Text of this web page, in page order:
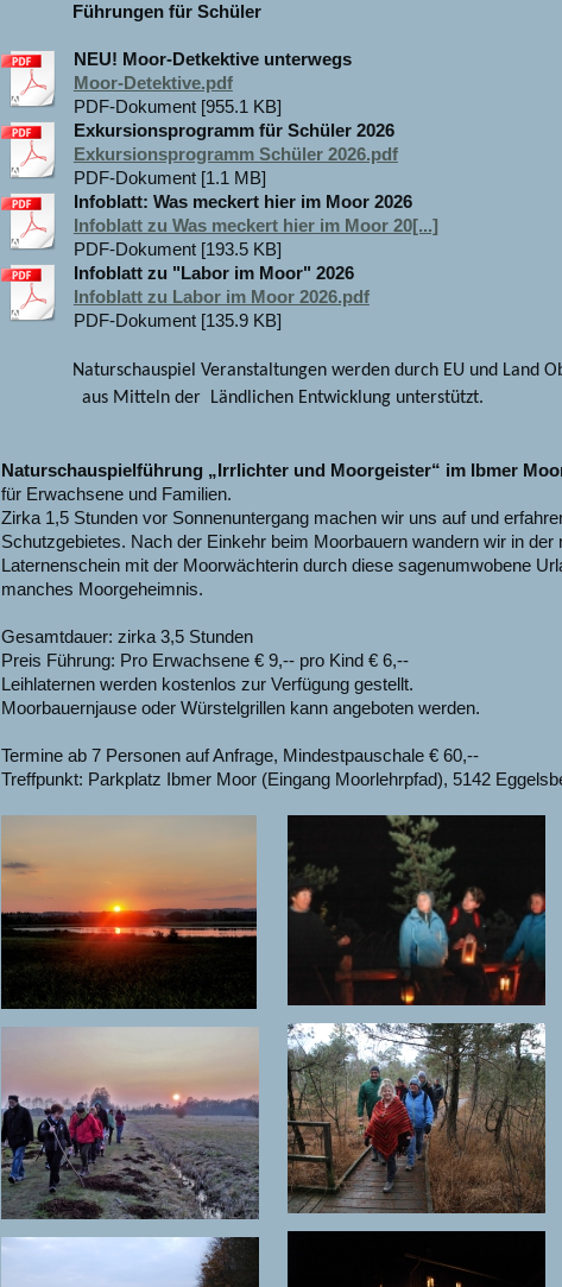
Führungen für Schüler
NEU! Moor-Detkektive unterwegs
Moor-Detektive.pdf
PDF-Dokument [955.1 KB]
Exkursionsprogramm für Schüler 2026
Exkursionsprogramm Schüler 2026.pdf
PDF-Dokument [1.1 MB]
Infoblatt: Was meckert hier im Moor 2026
Infoblatt zu Was meckert hier im Moor 20[...]
PDF-Dokument [193.5 KB]
Infoblatt zu "Labor im Moor" 2026
Infoblatt zu Labor im Moor 2026.pdf
PDF-Dokument [135.9 KB]
Naturschauspiel Veranstaltungen werden durch EU und Land
aus Mitteln der Ländlichen Entwicklung unterstützt.
Naturschauspielführung „Irrlichter und Moorgeister“ im Ibmer
für Erwachsene und Familien.
Zirka 1,5 Stunden vor Sonnenuntergang machen wir uns auf und
Schutzgebietes. Nach der Einkehr beim Moorbauern wandern wir in der
Laternenschein mit der Moorwächterin durch diese sagenumwobene
manches Moorgeheimnis.
Gesamtdauer: zirka 3,5 Stunden
Preis Führung: Pro Erwachsene € 9,-- pro Kind € 6,--
Leihlaternen werden kostenlos zur Verfügung gestellt.
Moorbauernjause oder Würstelgrillen kann angeboten werden.
Termine ab 7 Personen auf Anfrage, Mindestpauschale € 60,--
Treffpunkt: Parkplatz Ibmer Moor (Eingang Moorlehrpfad), 5142